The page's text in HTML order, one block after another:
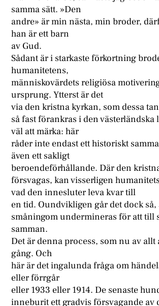
samma sätt. »Den
andre» är min nästa, min broder,
han är ett barn
av Gud.
Sådant är i starkaste förkortning
humanitetens,
människovärdets religiösa
ursprung. Ytterst är det
via den kristna kyrkan, som dessa
så fast förankras i den västerländska
väl att märka: här
råder inte endast ett historiskt
även ett sakligt
beroendeförhållande. Där den
försvagas, kan visserligen
vad den innesluter leva kvar till
en tid. Oundvikligen går det dock så,
småningom undermineras för att till
samman.
Det är denna process, som nu av allt
gång. Och
här är det ingalunda fråga om
eller förrgår
eller 1933 eller 1914. De senaste
inneburit ett gradvis försvagande av